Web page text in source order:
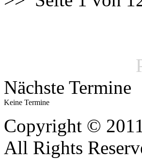
Nächste Termine
Keine Termine
Copyright ©
All Rights